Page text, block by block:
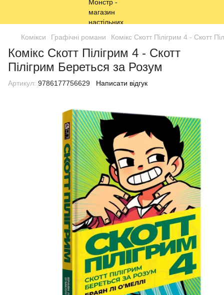
Комікси Графічні романи Комікс Скотт Пілігрим 4 - Скотт
Комікс Скотт Пілігрим 4 - Скотт
Пілігрим Береться за Розум
Артикул: 9786177756629 Написати відгук